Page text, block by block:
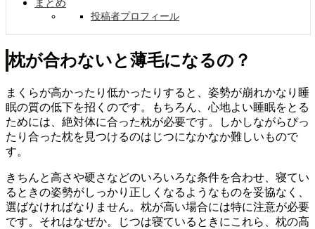
まとめ
投稿者プロフィール
枕が合わないと薄毛になるの？
まくらが高かったり低かったりすると、姿勢が崩れかなり睡
眠の質の低下を招くのです。もちろん、心地よい睡眠をとる
ためには、絶対体に合った枕が必要です。しかしながらぴっ
たり合った枕を見つけるのはじつになかなか難しいもので
す。
きちんと高さや硬さなどのいろいろな条件を合わせ、寝てい
るときの姿勢がしっかり正しくなるようなものを妥協なく、
選ばなければなりません。枕が高い場合には特に注意が必要
です。それはなぜか。じつは寝ているときにこれら、枕の高